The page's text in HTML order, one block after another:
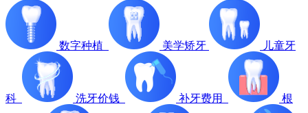
数字种植 美学矫牙 儿童牙
科 洗牙价钱 补牙费用 根